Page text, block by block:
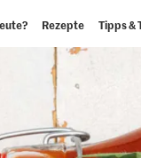
Rezepte Tipps &